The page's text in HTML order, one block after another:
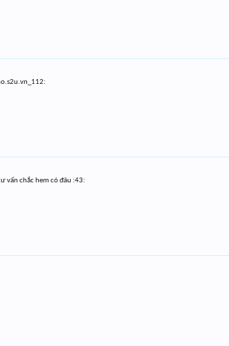
vấn chắc hem có đâu :43: